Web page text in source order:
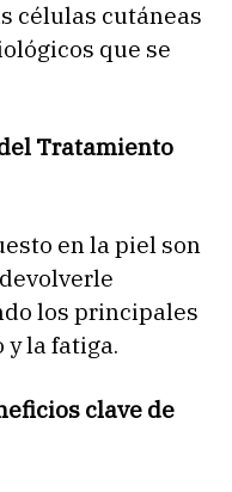
células cutáneas
que se
Tratamiento
en la piel son
los principales
la fatiga.
clave de